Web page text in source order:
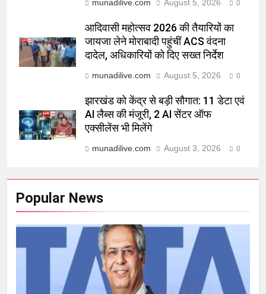
munadilive.com August 5, 2026 0
आदिवासी महोत्सव 2026 की तैयारियों का
जायजा लेने मोराबादी पहुंचीं ACS वंदना
दादेल, अधिकारियों को दिए सख्त निर्देश
munadilive.com August 5, 2026 0
झारखंड को केंद्र से बड़ी सौगात: 11 डेटा एवं
AI लैब्स की मंजूरी, 2 AI सेंटर ऑफ
एक्सीलेंस भी मिलेंगे
munadilive.com August 3, 2026 0
Popular News